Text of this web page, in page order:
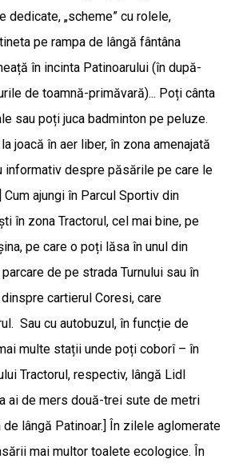
dedicate, „scheme” cu rolele,
pe rampa de lângă fântâna
în incinta Patinoarului (în după-
de toamnă-primăvară)... Poți cânta
sau poți juca badminton pe peluze.
joacă în aer liber, în zona amenajată
informativ despre păsările pe care le
ajungi în Parcul Sportiv din
în zona Tractorul, cel mai bine, pe
pe care o poți lăsa în unul din
de pe strada Turnului sau în
cartierul Coresi, care
Sau cu autobuzul, în funcție de
multe stații unde poți coborî – în
Tractorul, respectiv, lângă Lidl
ai de mers două-trei sute de metri
de lângă Patinoar.] În zilele aglomerate
mai multor toalete ecologice. În